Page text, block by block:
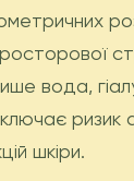
вода,
ризик
шкіри.